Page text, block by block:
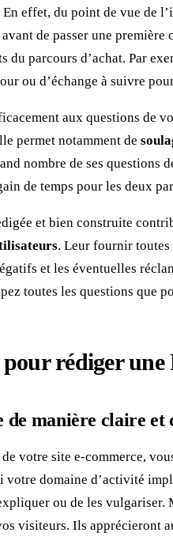
En effet, du point de vue de
de passer une
du parcours d’achat. Par
ou d’échange à suivre
aux questions de
permet notamment de
nombre de ses questions
de temps pour les deux
et bien construite
. Leur fournir
et les éventuelles
toutes les questions que
pour rédiger une
de manière claire et
votre site e-commerce,
votre domaine d’activité
ou de les vulgariser.
visiteurs. Ils apprécieront